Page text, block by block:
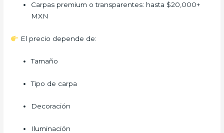
Carpas premium o transparentes: hasta $20,000+
MXN
El precio depende de:
Tamaño
Tipo de carpa
Decoración
Iluminación